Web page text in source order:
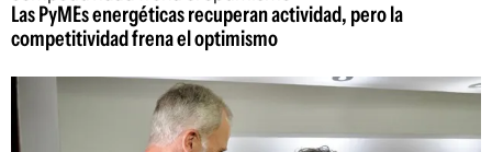
Las PyMEs energéticas recuperan actividad, pero la
competitividad frena el optimismo